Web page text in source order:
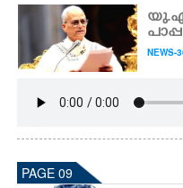
പാ​പ്പ
NEWS-
PAGE 09